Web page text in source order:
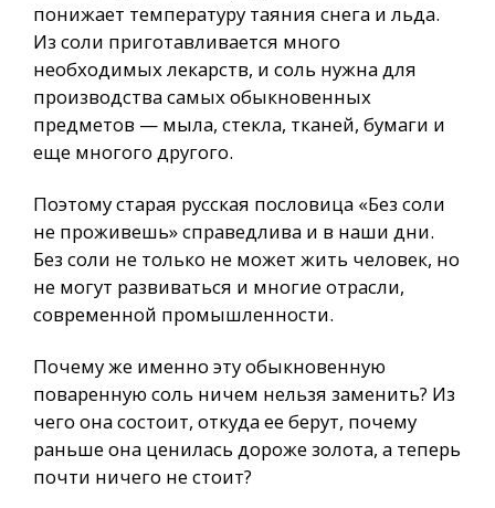
понижает температуру таяния снега и льда.
Из соли приготавливается много
необходимых лекарств, и соль нужна для
производства самых обыкновенных
предметов — мыла, стекла, тканей, бумаги и
еще многого другого.
Поэтому старая русская пословица «Без соли
не проживешь» справедлива и в наши дни.
Без соли не только не может жить человек, но
не могут развиваться и многие отрасли,
современной промышленности.
Почему же именно эту обыкновенную
поваренную соль ничем нельзя заменить? Из
чего она состоит, откуда ее берут, почему
раньше она ценилась дороже золота, а теперь
почти ничего не стоит?